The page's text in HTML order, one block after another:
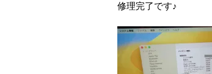
修理完了です♪